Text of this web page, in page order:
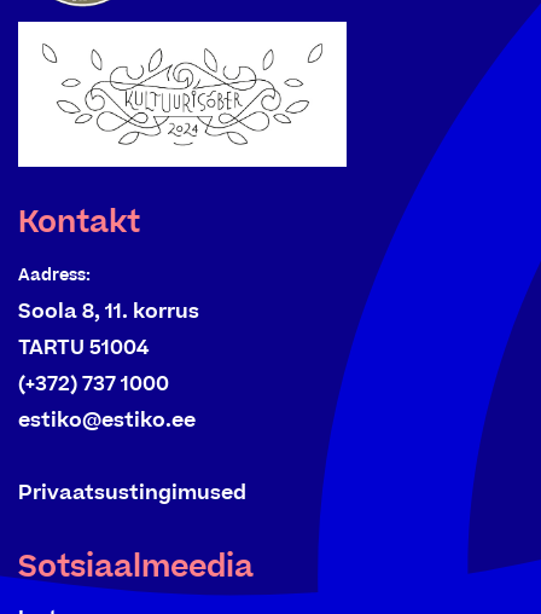
Kontakt
Aadress:
Soola 8, 11. korrus
TARTU 51004
(+372) 737 1000
estiko@estiko.ee
Privaatsustingimused
Sotsiaalmeedia